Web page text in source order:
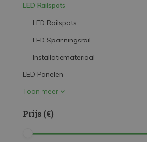
Mega Sale
Verduurzaming
LED TL verlichting
LED Railspots
LED Railspots
LED Spanningsrail
Installatiemateriaal
LED Panelen
Toon meer
Prijs (€)